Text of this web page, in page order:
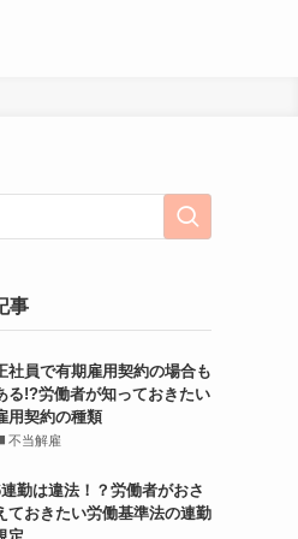
事
社員で有期雇用契約の場合も
る!?労働者が知っておきたい
用契約の種類
不当解雇
勤は違法！？労働者がおさ
ておきたい労働基準法の連勤